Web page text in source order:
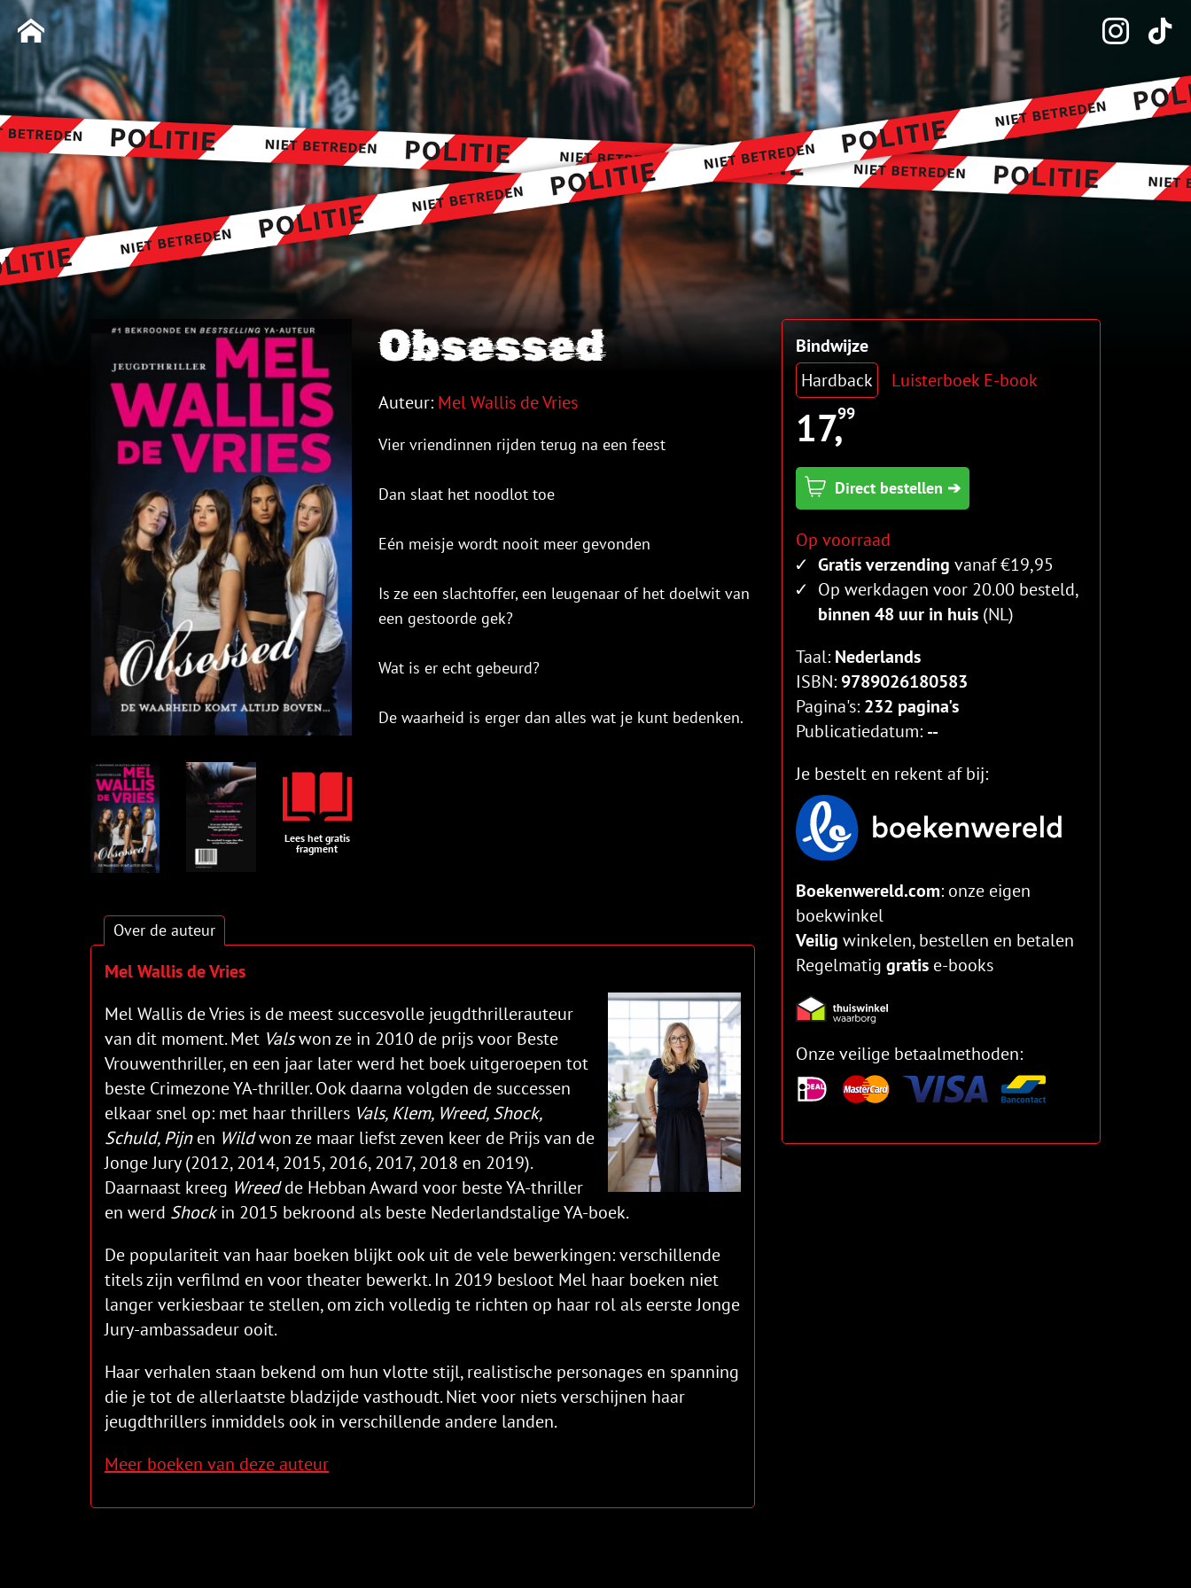
Lees het gratis
fragment
Obsessed
Auteur: Mel Wallis de Vries
Vier vriendinnen rijden terug na een feest
Dan slaat het noodlot toe
Eén meisje wordt nooit meer gevonden
Is ze een slachtoffer, een leugenaar of het doelwit van
een gestoorde gek?
Wat is er echt gebeurd?
De waarheid is erger dan alles wat je kunt bedenken.
Over de auteur
Mel Wallis de Vries
Mel Wallis de Vries is de meest succesvolle jeugdthrillerauteur
van dit moment. Met Valswon ze in 2010 de prijs voor Beste
Vrouwenthriller, en een jaar later werd het boek uitgeroepen tot
beste Crimezone YA-thriller. Ook daarna volgden de successen
elkaar snel op: met haar thrillers Vals, Klem, Wreed, Shock,
Schuld, Pijnen Wildwon ze maar liefst zeven keer de Prijs van de
Jonge Jury (2012, 2014, 2015, 2016, 2017, 2018 en 2019).
Daarnaast kreeg Wreedde Hebban Award voor beste YA-thriller
en werd Shockin 2015 bekroond als beste Nederlandstalige YA-boek.
De populariteit van haar boeken blijkt ook uit de vele bewerkingen: verschillende
titels zijn verfilmd en voor theater bewerkt. In 2019 besloot Mel haar boeken niet
langer verkiesbaar te stellen, om zich volledig te richten op haar rol als eerste Jonge
Jury-ambassadeur ooit.
Haar verhalen staan bekend om hun vlotte stijl, realistische personages en spanning
die je tot de allerlaatste bladzijde vasthoudt. Niet voor niets verschijnen haar
jeugdthrillers inmiddels ook in verschillende andere landen.
Meer boeken van deze auteur
Bindwijze
Hardback
Luisterboek E-book
17,99
Direct bestellen ➔
Op voorraad
Gratis verzending vanaf €19,95
Op werkdagen voor 20.00 besteld,
binnen 48 uur in huis (NL)
Taal: Nederlands
ISBN: 9789026180583
Pagina's: 232 pagina's
Publicatiedatum: --
Je bestelt en rekent af bij:
Boekenwereld.com: onze eigen
boekwinkel
Veilig winkelen, bestellen en betalen
Regelmatig gratis e-books
Onze veilige betaalmethoden: